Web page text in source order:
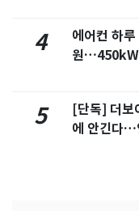
4
에어컨 하
원
5
[단독] 더보
에 안긴다…